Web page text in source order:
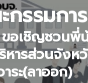
รรมการ
อเชิญชวนพี่
หารส่วนจัง
ระ(ลาออก)